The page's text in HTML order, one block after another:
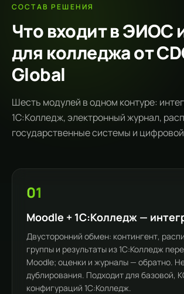
СОСТАВ РЕШЕНИЯ
Что входит в ЭИОС
для колледжа от
Global
Шесть модулей в одном контуре:
1С:Колледж, электронный журнал,
государственные системы и
01
Moodle + 1С:Колледж —
Двусторонний обмен: контингент,
группы и результаты из 1С:Колледж
Moodle; оценки и журналы — обратно.
дублирования. Подходит для базовой,
конфигураций 1С:Колледж.